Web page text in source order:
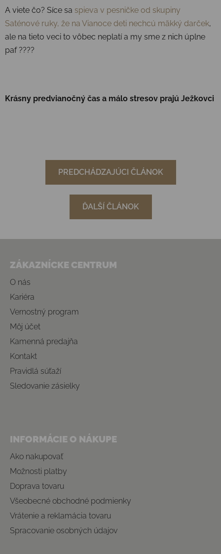
A viete čo? Síce sa spieva v pesničke od skupiny
Saténové ruky, že na Vianoce deti nechcú mäkký darček,
ale na tieto veci to vôbec neplatí a my sme z nich úplne
paf ????
Krásny predvianočný čas a málo stresov prajú Ježkovci
PREDCHÁDZAJÚCI ČLÁNOK
ĎALŠÍ ČLÁNOK
ZÁKAZNÍCKE CENTRUM
O nás
Kariéra
Vernostný program
Môj účet
Kamenná predajňa
Kontakt
Pravidlá súťaží
Sledovanie zásielky
INFORMÁCIE O NÁKUPE
Ako nakupovať
Možnosti platby
Doprava tovaru
Všeobecné obchodné podmienky
Vrátenie a reklamácia tovaru
Spracovanie osobných údajov